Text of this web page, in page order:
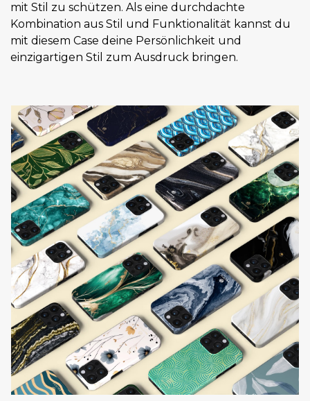
mit Stil zu schützen. Als eine durchdachte
Kombination aus Stil und Funktionalität kannst du
mit diesem Case deine Persönlichkeit und
einzigartigen Stil zum Ausdruck bringen.